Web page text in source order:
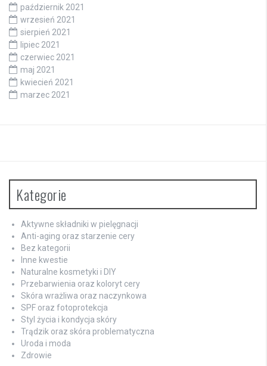
październik 2021
wrzesień 2021
sierpień 2021
lipiec 2021
czerwiec 2021
maj 2021
kwiecień 2021
marzec 2021
Kategorie
Aktywne składniki w pielęgnacji
Anti-aging oraz starzenie cery
Bez kategorii
Inne kwestie
Naturalne kosmetyki i DIY
Przebarwienia oraz koloryt cery
Skóra wrażliwa oraz naczynkowa
SPF oraz fotoprotekcja
Styl życia i kondycja skóry
Trądzik oraz skóra problematyczna
Uroda i moda
Zdrowie